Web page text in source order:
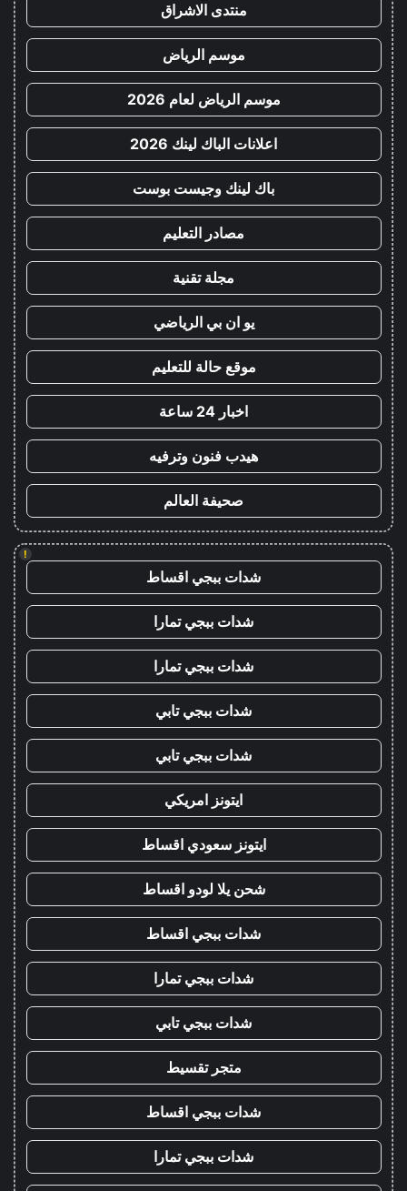
منتدى الاشراق
موسم الرياض
موسم الرياض لعام 2026
اعلانات الباك لينك 2026
باك لينك وجيست بوست
مصادر التعليم
مجلة تقنية
يو ان بي الرياضي
موقع حالة للتعليم
اخبار 24 ساعة
هيدب فنون وترفيه
صحيفة العالم
!
شدات ببجي اقساط
شدات ببجي تمارا
شدات ببجي تمارا
شدات ببجي تابي
شدات ببجي تابي
ايتونز امريكي
ايتونز سعودي اقساط
شحن يلا لودو اقساط
شدات ببجي اقساط
شدات ببجي تمارا
شدات ببجي تابي
متجر تقسيط
شدات ببجي اقساط
شدات ببجي تمارا